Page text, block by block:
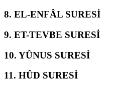
8. EL-ENFÂL SURESİ
9. ET-TEVBE SURESİ
10. YÛNUS SURESİ
11. HÛD SURESİ